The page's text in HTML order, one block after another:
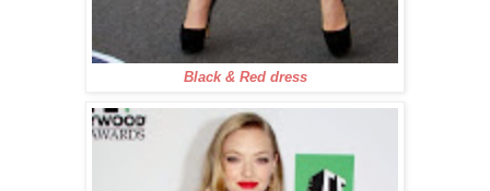
Black & Red dress